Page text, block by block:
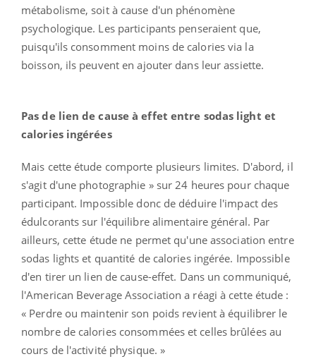
métabolisme, soit à cause d'un phénomène
psychologique. Les participants penseraient que,
puisqu'ils consomment moins de calories via la
boisson, ils peuvent en ajouter dans leur assiette.
Pas de lien de cause à effet entre sodas light et
calories ingérées
Mais cette étude comporte plusieurs limites. D'abord, il
s'agit d'une photographie » sur 24 heures pour chaque
participant. Impossible donc de déduire l'impact des
édulcorants sur l'équilibre alimentaire général. Par
ailleurs, cette étude ne permet qu'une association entre
sodas lights et quantité de calories ingérée. Impossible
d'en tirer un lien de cause-effet. Dans un communiqué,
l'American Beverage Association a réagi à cette étude :
« Perdre ou maintenir son poids revient à équilibrer le
nombre de calories consommées et celles brûlées au
cours de l'activité physique. »